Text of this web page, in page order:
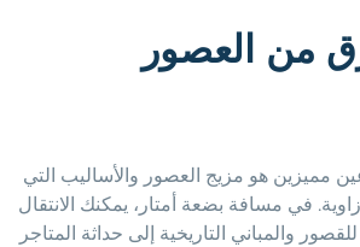
من العصور
مميزين هو مزيج العصور والأساليب التي
في مسافة بضعة أمتار، يمكنك الانتقال
والمباني التاريخية إلى حداثة المتاجر